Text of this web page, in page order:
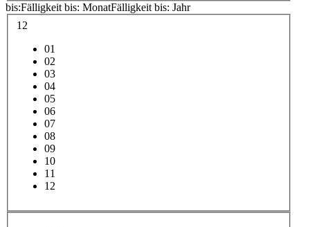
bis:Fälligkeit bis: MonatFälligkeit bis: Jahr
12
01
02
03
04
05
06
07
08
09
10
11
12